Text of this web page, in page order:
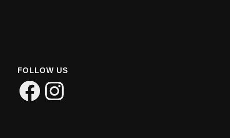
FOLLOW US
FacebookInstagram